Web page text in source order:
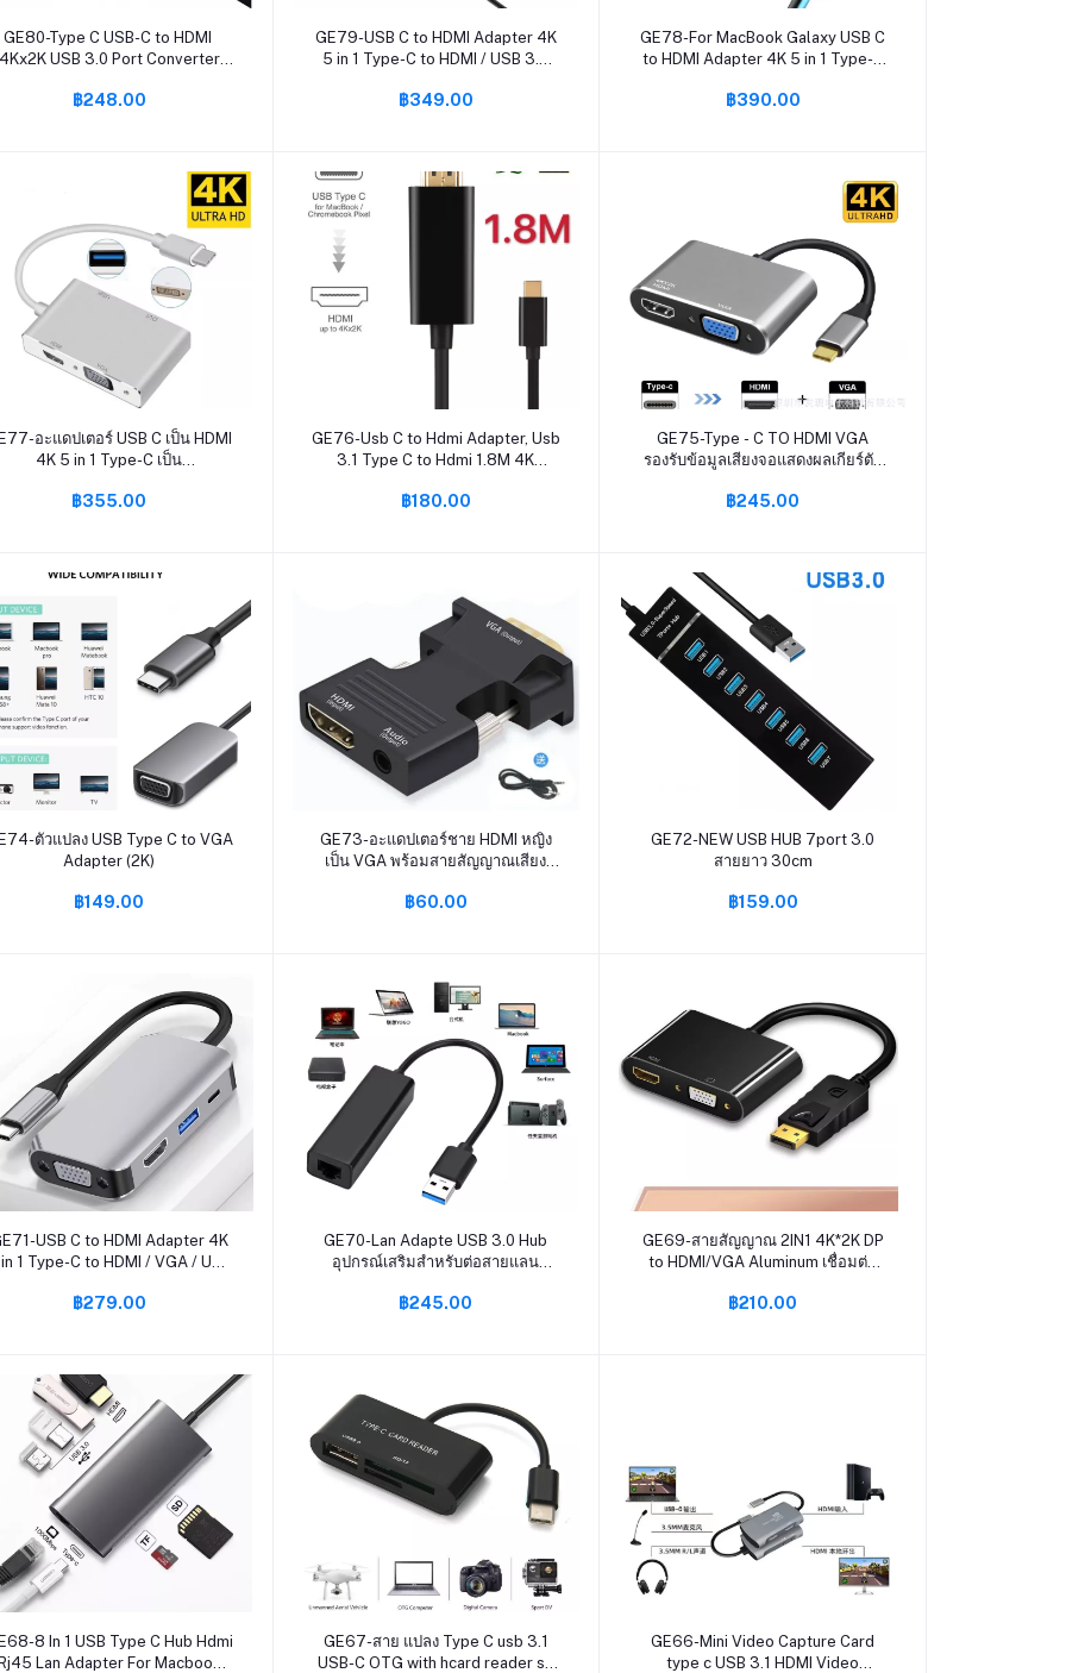
หยิบใส่ตะกร้า
GE80-Type C USB-C to HDMI
USB 3.0 Port Converter
HDTV
฿248.00
หยิบใส่ตะกร้า
GE79-USB C to HDMI Adapter 4K
5 in 1 Type-C to HDMI / USB 3.0
Converter
฿349.00
หยิบใส่ตะกร้า
GE78-For MacBook Galaxy USB C
to HDMI Adapter 4K 5 in 1 Type-C
Port+USB C Female Port
฿390.00
หยิบใส่ตะกร้า
อะแดปเตอร์ USB C เป็น HDMI
4K 5 in 1 Type-C เป็น
อร์ต + พอร์ต USB C หญิง (PD) ตัว
฿355.00
หยิบใส่ตะกร้า
GE76-Usb C to Hdmi Adapter, Usb
3.1 Type C to Hdmi 1.8M 4K
Os/Win7 8 10 Xp, Plug and Play
฿180.00
หยิบใส่ตะกร้า
GE75-Type - C TO HDMI VGA
รองรับข้อมูลเสียงจอแสดงผลเกียร์ตัว
เตอร์ Multifunction Terminal TV
฿245.00
หยิบใส่ตะกร้า
ตัวแปลง USB Type C to VGA
Adapter (2K)
฿149.00
หยิบใส่ตะกร้า
GE73-อะแดปเตอร์ชาย HDMI หญิง
เป็น VGA พร้อมสายสัญญาณเสียง
฿60.00
หยิบใส่ตะกร้า
GE72-NEW USB HUB 7port 3.0
สายยาว 30cm
฿159.00
หยิบใส่ตะกร้า
USB C to HDMI Adapter 4K
1 Type-C to HDMI / VGA / USB
Converter
฿279.00
หยิบใส่ตะกร้า
GE70-Lan Adapte USB 3.0 Hub
อุปกรณ์เสริมสำหรับต่อสายแลน
อแดปเตอร์อีเธอร์เน็ต RJ45 Lan
฿245.00
หยิบใส่ตะกร้า
GE69-สายสัญญาณ 2IN1 4K*2K DP
to HDMI/VGA Aluminum เชื่อมต่อ
Converter Display Port to
฿210.00
หยิบใส่ตะกร้า
8 In 1 USB Type C Hub Hdmi
Lan Adapter For Macbook
หยิบใส่ตะกร้า
GE67-สาย แปลง Type C usb 3.1
USB-C OTG with hcard reader sd
หยิบใส่ตะกร้า
GE66-Mini Video Capture Card
type c USB 3.1 HDMI Video